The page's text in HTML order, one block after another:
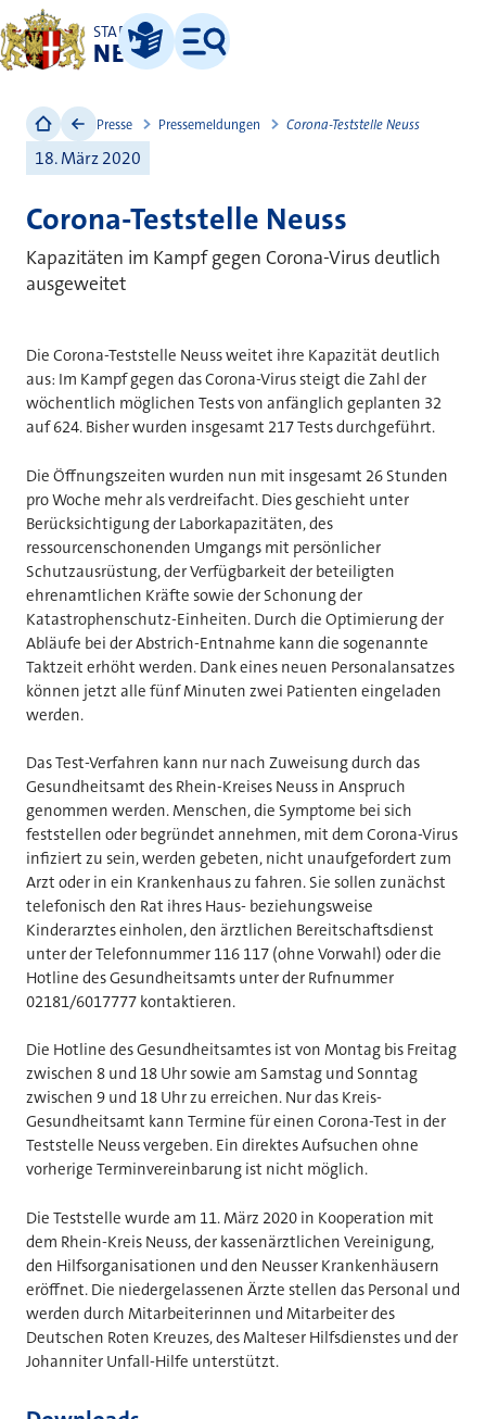
STADT
NEUSS
Leichte Sprache
Menü
Presse Pressemeldungen Corona-Teststelle Neuss
18. März 2020
Corona-Teststelle Neuss
Kapazitäten im Kampf gegen Corona-Virus deutlich
ausgeweitet
Die Corona-Teststelle Neuss weitet ihre Kapazität deutlich
aus: Im Kampf gegen das Corona-Virus steigt die Zahl der
wöchentlich möglichen Tests von anfänglich geplanten 32
auf 624. Bisher wurden insgesamt 217 Tests durchgeführt.
Die Öffnungszeiten wurden nun mit insgesamt 26 Stunden
pro Woche mehr als verdreifacht. Dies geschieht unter
Berücksichtigung der Laborkapazitäten, des
ressourcenschonenden Umgangs mit persönlicher
Schutzausrüstung, der Verfügbarkeit der beteiligten
ehrenamtlichen Kräfte sowie der Schonung der
Katastrophenschutz-Einheiten. Durch die Optimierung der
Abläufe bei der Abstrich-Entnahme kann die sogenannte
Taktzeit erhöht werden. Dank eines neuen Personalansatzes
können jetzt alle fünf Minuten zwei Patienten eingeladen
werden.
Das Test-Verfahren kann nur nach Zuweisung durch das
Gesundheitsamt des Rhein-Kreises Neuss in Anspruch
genommen werden. Menschen, die Symptome bei sich
feststellen oder begründet annehmen, mit dem Corona-Virus
infiziert zu sein, werden gebeten, nicht unaufgefordert zum
Arzt oder in ein Krankenhaus zu fahren. Sie sollen zunächst
telefonisch den Rat ihres Haus- beziehungsweise
Kinderarztes einholen, den ärztlichen Bereitschaftsdienst
unter der Telefonnummer 116 117 (ohne Vorwahl) oder die
Hotline des Gesundheitsamts unter der Rufnummer
02181/6017777 kontaktieren.
Die Hotline des Gesundheitsamtes ist von Montag bis Freitag
zwischen 8 und 18 Uhr sowie am Samstag und Sonntag
zwischen 9 und 18 Uhr zu erreichen. Nur das Kreis-
Gesundheitsamt kann Termine für einen Corona-Test in der
Teststelle Neuss vergeben. Ein direktes Aufsuchen ohne
vorherige Terminvereinbarung ist nicht möglich.
Die Teststelle wurde am 11. März 2020 in Kooperation mit
dem Rhein-Kreis Neuss, der kassenärztlichen Vereinigung,
den Hilfsorganisationen und den Neusser Krankenhäusern
eröffnet. Die niedergelassenen Ärzte stellen das Personal und
werden durch Mitarbeiterinnen und Mitarbeiter des
Deutschen Roten Kreuzes, des Malteser Hilfsdienstes und der
Johanniter Unfall-Hilfe unterstützt.